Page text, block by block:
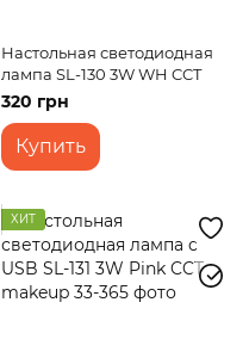
Настольная светодиодная
лампа SL-130 3W WH CCT
320 грн
Купить
ХИТ